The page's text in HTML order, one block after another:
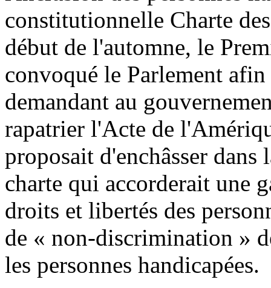
constitutionnelle Charte
début de l'automne, le
convoqué le Parlement
demandant au
rapatrier l'Acte de
proposait d'enchâsser
charte qui accorderait une
droits et libertés des
de « non-discrimination »
les personnes handicapées.